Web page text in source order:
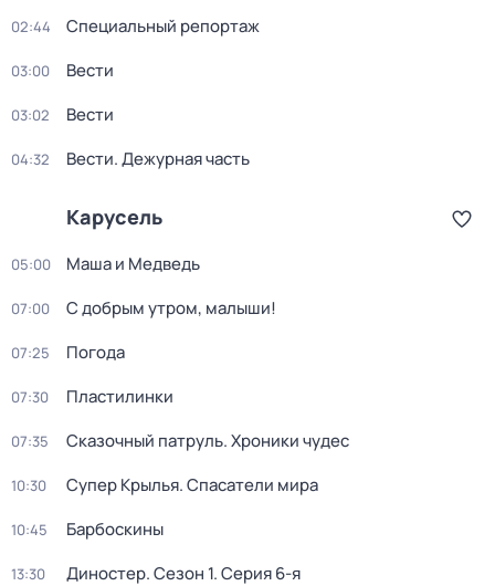
02:44 Специальный репортаж
03:00 Вести
03:02 Вести
04:32 Вести. Дежурная часть
Карусель
05:00 Маша и Медведь
07:00 С добрым утром, малыши!
07:25 Погода
07:30 Пластилинки
07:35 Сказочный патруль. Хроники чудес
10:30 Супер Крылья. Спасатели мира
10:45 Барбоскины
13:30 Диностер. Сезон 1. Серия 6-я